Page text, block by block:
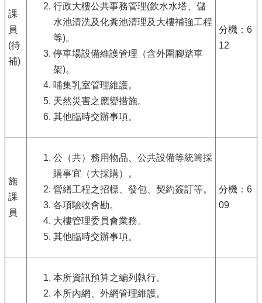
課
員
(待
補)
行政大樓公共事務管理(飲水水塔、儲
水池清洗及化糞池清理及大樓補強工程
等)。
停車場設備維護管理（含外圍腳踏車
架)。
哺集乳室管理維護。
天然災害之應變措施。
其他臨時交辦事項。
分機：6
12
施
課
員
公（共）務用物品、公共設備等統籌採
購事宜（大採購）。
營繕工程之招標、發包、契約簽訂等。
各項驗收會勘。
大樓管理委員會業務。
其他臨時交辦事項。
分機：6
09
本所資訊預算之編列執行。
本所內網、外網管理維護。